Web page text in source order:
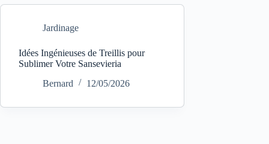
Jardinage
Idées Ingénieuses de Treillis pour
Sublimer Votre Sansevieria
Bernard
12/05/2026